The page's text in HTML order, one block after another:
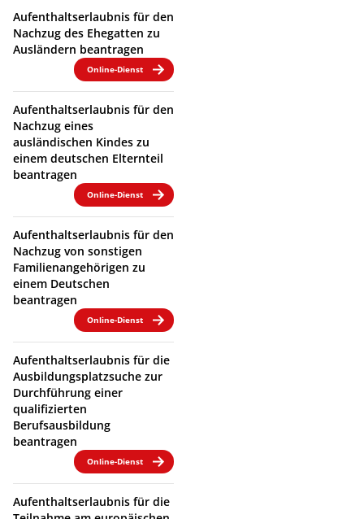
Aufenthaltserlaubnis für den
Nachzug des Ehegatten zu
Ausländern beantragen
Online-Dienst
Aufenthaltserlaubnis für den
Nachzug eines
ausländischen Kindes zu
einem deutschen Elternteil
beantragen
Online-Dienst
Aufenthaltserlaubnis für den
Nachzug von sonstigen
Familienangehörigen zu
einem Deutschen
beantragen
Online-Dienst
Aufenthaltserlaubnis für die
Ausbildungsplatzsuche zur
Durchführung einer
qualifizierten
Berufsausbildung
beantragen
Online-Dienst
Aufenthaltserlaubnis für die